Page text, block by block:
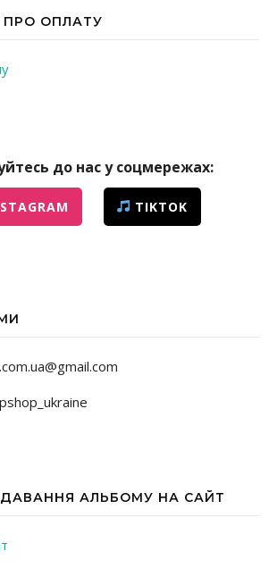
ОПЛАТУ
до нас у соцмережах:
TIKTOK
АЛЬБОМУ НА САЙТ